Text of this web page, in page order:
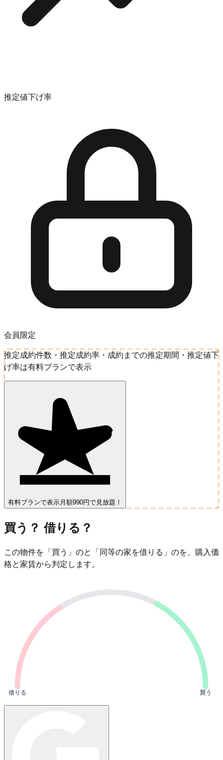
推定値下げ率
会員限定
推定成約件数・推定成約率・成約までの推定期間・推定値下
げ率は有料プランで表示
有料プランで表示 月額990円で見放題！
買う？ 借りる？
この物件を「買う」のと「同等の家を借りる」のを、購入価
格と家賃から判定します。
借りる 買う